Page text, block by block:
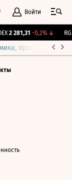
Войти
2 281,31 -0,2%↓
прогнозы